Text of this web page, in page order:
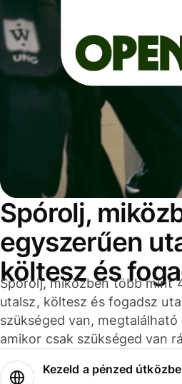
Spórolj,
egyszerűen
költesz és
Spórolj, miközben több mint
utalsz, költesz és fogadsz
szükséged van,
amikor csak szükséged van
Kezeld a pénzed